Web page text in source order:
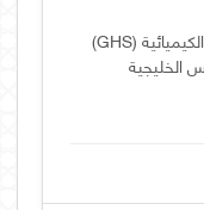
النظام الدولي لتصنيف المواد الكيميائية (GHS)
الخليجية